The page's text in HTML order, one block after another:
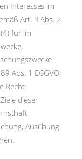
Interesses im
Art. 9 Abs. 2
für im
Abs. 1 DSGVO,
Recht
dieser
Ausübung